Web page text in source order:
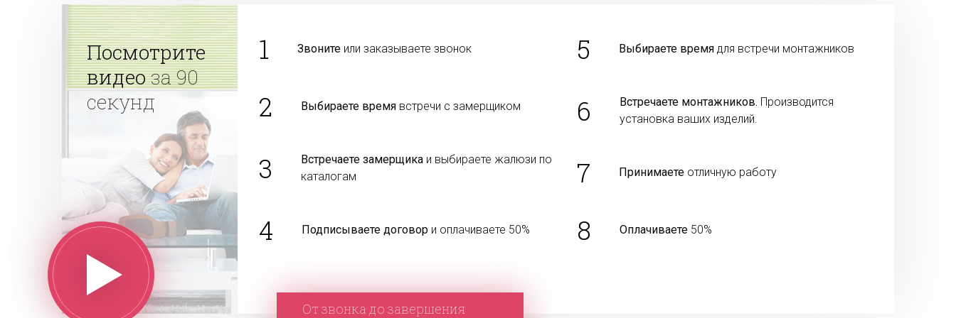
Посмотрите
видеоза 90
секунд
1 Звоните или заказываете звонок
2 Выбираете время встречи с замерщиком
3 Встречаете замерщика и выбираете жалюзи по
каталогам
4 Подписываете договор и оплачиваете 50%
5 Выбираете времядля встречи монтажников
6 Встречаете монтажников. Производится
установка ваших изделий.
7 Принимаетеотличную работу
8 Оплачиваете50%
От звонка до завершения